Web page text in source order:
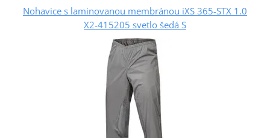
Nohavice s laminovanou membránou iXS 365-STX 1.0
X2-415205 svetlo šedá S